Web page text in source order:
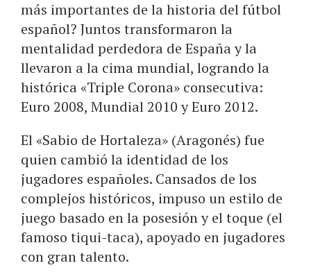
más importantes de la historia del fútbol
español? Juntos transformaron la
mentalidad perdedora de España y la
llevaron a la cima mundial, logrando la
histórica «Triple Corona» consecutiva:
Euro 2008, Mundial 2010 y Euro 2012.
El «Sabio de Hortaleza» (Aragonés) fue
quien cambió la identidad de los
jugadores españoles. Cansados de los
complejos históricos, impuso un estilo de
juego basado en la posesión y el toque (el
famoso tiqui-taca), apoyado en jugadores
con gran talento.